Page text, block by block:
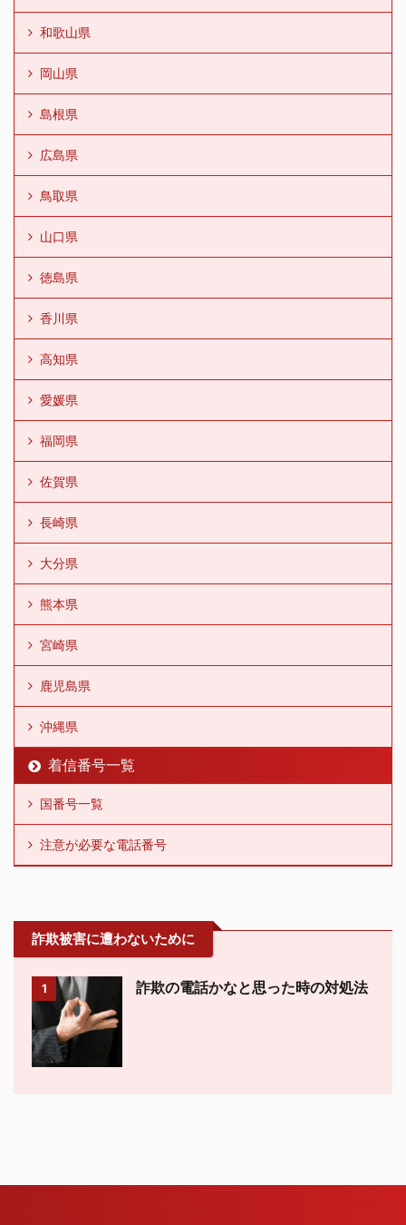
和歌山県
岡山県
島根県
広島県
鳥取県
山口県
徳島県
香川県
高知県
愛媛県
福岡県
佐賀県
長崎県
大分県
熊本県
宮崎県
鹿児島県
沖縄県
着信番号一覧
国番号一覧
注意が必要な電話番号
詐欺被害に遭わないために
1 詐欺の電話かなと思った時の対処法